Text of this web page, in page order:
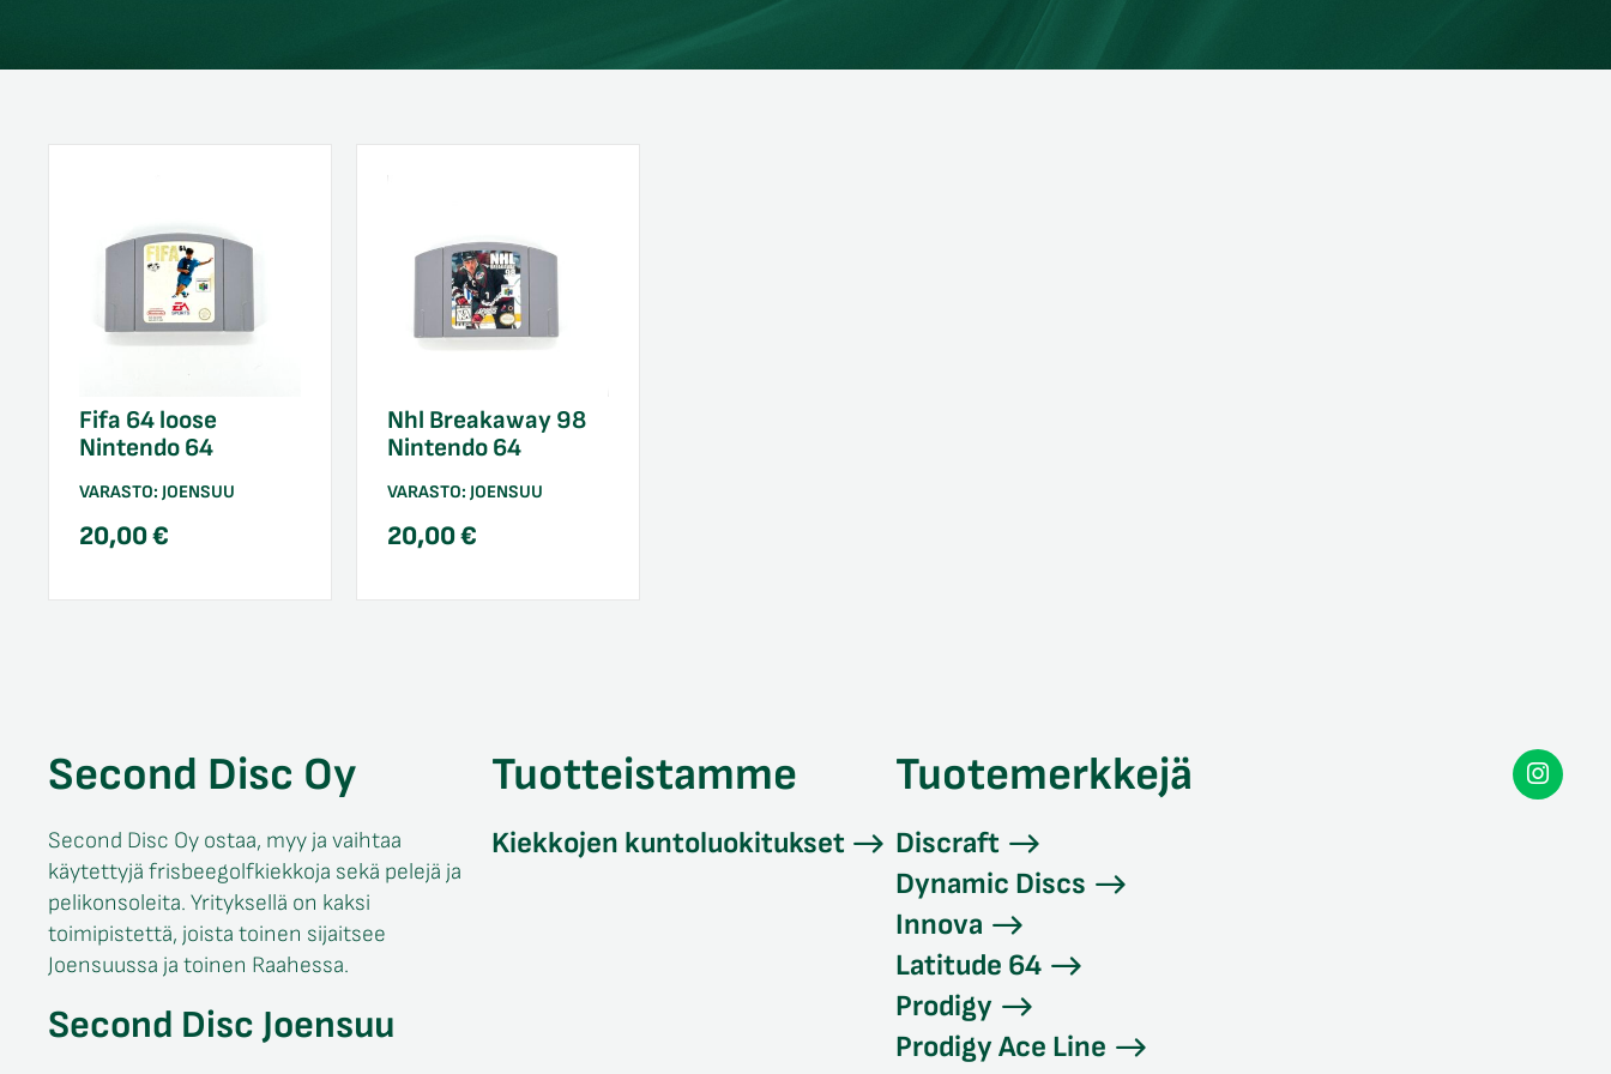
Fifa 64 loose
Nintendo 64
VARASTO: JOENSUU
20,00€
Nhl Breakaway 98
Nintendo 64
VARASTO: JOENSUU
20,00€
Second Disc Oy
Second Disc Oy ostaa, myy ja vaihtaa
käytettyjä frisbeegolfkiekkoja sekä pelejä ja
pelikonsoleita. Yrityksellä on kaksi
toimipistettä, joista toinen sijaitsee
Joensuussa ja toinen Raahessa.
Second Disc Joensuu
Tuotteistamme
Kiekkojen kuntoluokitukset
Tuotemerkkejä
Discraft
Dynamic Discs
Innova
Latitude 64
Prodigy
Prodigy Ace Line